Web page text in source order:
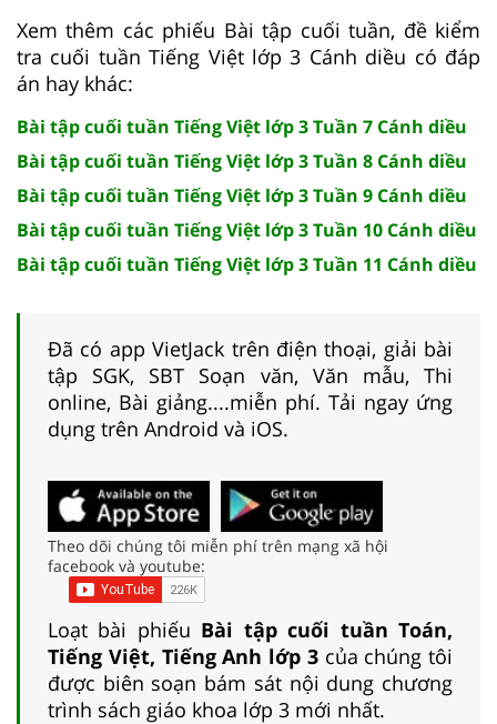
Xem thêm các phiếu Bài tập cuối tuần, đề kiểm
tra cuối tuần Tiếng Việt lớp 3 Cánh diều có đáp
án hay khác:
Bài tập cuối tuần Tiếng Việt lớp 3 Tuần 7 Cánh diều
Bài tập cuối tuần Tiếng Việt lớp 3 Tuần 8 Cánh diều
Bài tập cuối tuần Tiếng Việt lớp 3 Tuần 9 Cánh diều
Bài tập cuối tuần Tiếng Việt lớp 3 Tuần 10 Cánh diều
Bài tập cuối tuần Tiếng Việt lớp 3 Tuần 11 Cánh diều
Đã có app VietJack trên điện thoại, giải bài
tập SGK, SBT Soạn văn, Văn mẫu, Thi
online, Bài giảng....miễn phí. Tải ngay ứng
dụng trên Android và iOS.
Theo dõi chúng tôi miễn phí trên mạng xã hội
facebook và youtube:
Loạt bài phiếu Bài tập cuối tuần Toán,
Tiếng Việt, Tiếng Anh lớp 3của chúng tôi
được biên soạn bám sát nội dung chương
trình sách giáo khoa lớp 3 mới nhất.